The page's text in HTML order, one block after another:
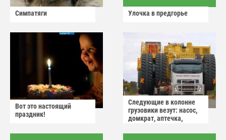
Симпатяги Улочка в предгорье
Вот это настоящий
праздник!
Следующие в колонне
грузовики везут: насос,
домкрат, аптечка,